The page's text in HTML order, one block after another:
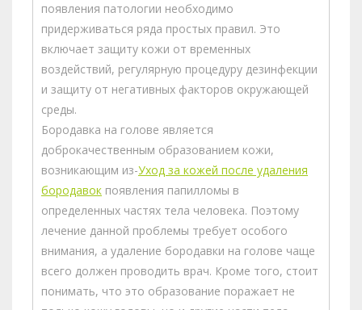
появления патологии необходимо
придерживаться ряда простых правил. Это
включает защиту кожи от временных
воздействий, регулярную процедуру дезинфекции
и защиту от негативных факторов окружающей
среды.
Бородавка на голове является
доброкачественным образованием кожи,
возникающим из-Уход за кожей после удаления
бородавок появления папилломы в
определенных частях тела человека. Поэтому
лечение данной проблемы требует особого
внимания, а удаление бородавки на голове чаще
всего должен проводить врач. Кроме того, стоит
понимать, что это образование поражает не